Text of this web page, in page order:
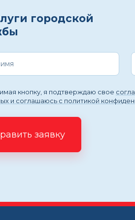
городской
кнопку, я подтверждаю свое
и соглашаюсь с политикой
заявку